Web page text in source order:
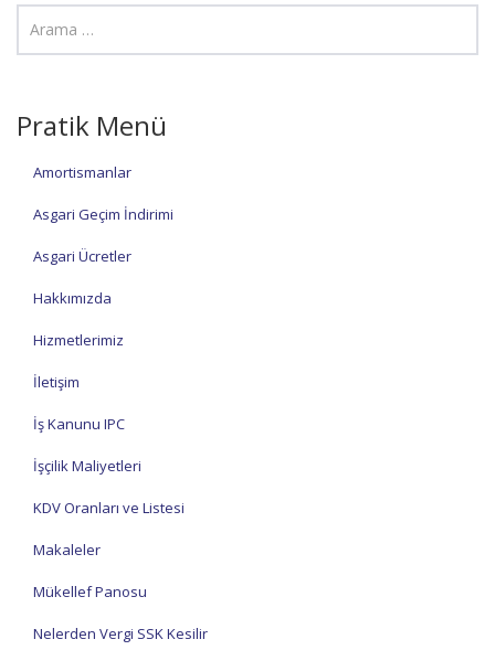
Pratik Menü
Amortismanlar
Asgari Geçim İndirimi
Asgari Ücretler
Hakkımızda
Hizmetlerimiz
İletişim
İş Kanunu IPC
İşçilik Maliyetleri
KDV Oranları ve Listesi
Makaleler
Mükellef Panosu
Nelerden Vergi SSK Kesilir